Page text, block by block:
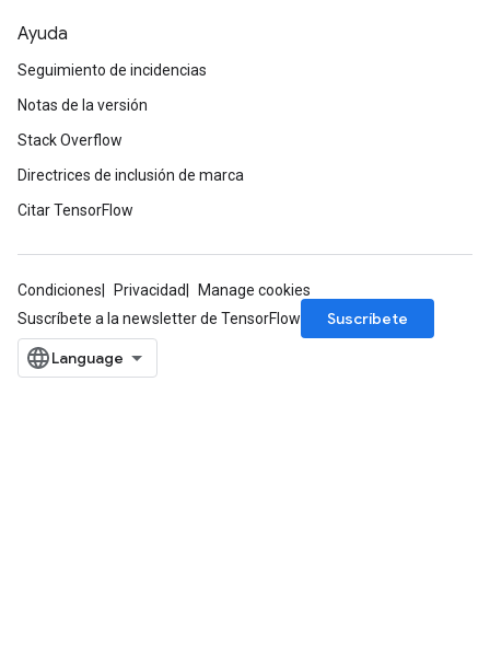
Ayuda
Seguimiento de incidencias
Notas de la versión
Stack Overflow
Directrices de inclusión de marca
Citar TensorFlow
Condiciones Privacidad
Manage cookies
Suscríbete a la newsletter de TensorFlow
Suscríbete